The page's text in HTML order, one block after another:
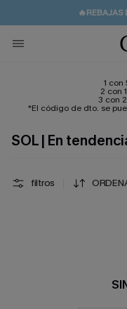
🔥REBAJAS
👒PROMOCIÓN
🚚ENVÍO
1 con
2 con
3 con
*El código de dto. se
SOL | En
filtros